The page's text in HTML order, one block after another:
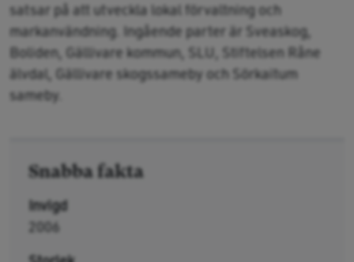
satsar på att utveckla lokal förvaltning och
markanvändning. Ingående parter är Sveaskog,
Boliden, Gällivare kommun, SLU, Stiftelsen Råne
älvdal, Gällivare skogssameby och Sörkaitum
sameby.
Snabba fakta
Invigd
2006